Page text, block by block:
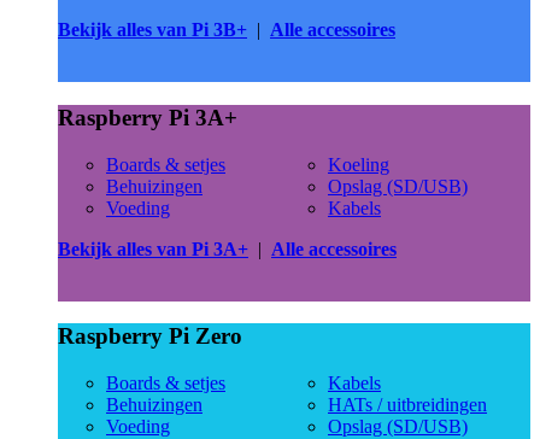
Bekijk alles van Pi 3B+ | Alle accessoires
Raspberry Pi 3A+
Boards & setjes
Behuizingen
Voeding
Koeling
Opslag (SD/USB)
Kabels
Bekijk alles van Pi 3A+ | Alle accessoires
Raspberry Pi Zero
Boards & setjes
Behuizingen
Voeding
Kabels
HATs / uitbreidingen
Opslag (SD/USB)